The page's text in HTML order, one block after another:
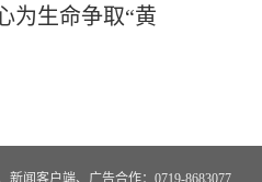
为生命争取“黄
新闻客户端、广告合作：0719-8683077